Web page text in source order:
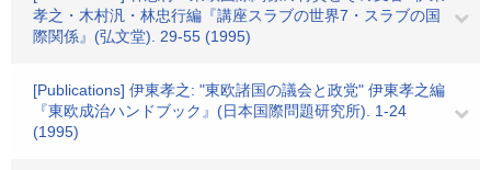
孝之・木村汎・林忠行編『講座スラブの世界7・スラブの国
際関係』(弘文堂). 29-55 (1995)
[Publications] 伊東孝之: "東欧諸国の議会と政党" 伊東孝之編
『東欧成治ハンドブック』(日本国際問題研究所). 1-24
(1995)